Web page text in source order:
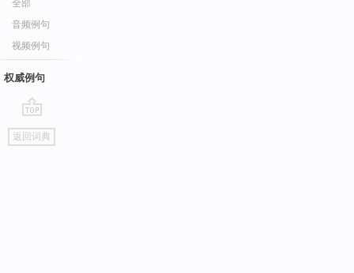
全部
音频例句
视频例句
权威例句
go
top
返回词典